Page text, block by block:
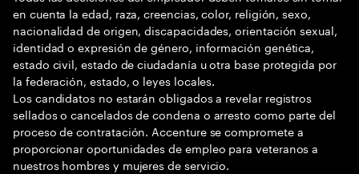
en cuenta la edad, raza, creencias, color, religión, sexo,
nacionalidad de origen, discapacidades, orientación sexual,
identidad o expresión de género, información genética,
estado civil, estado de ciudadanía u otra base protegida por
la federación, estado, o leyes locales.
Los candidatos no estarán obligados a revelar registros
sellados o cancelados de condena o arresto como parte del
proceso de contratación. Accenture se compromete a
proporcionar oportunidades de empleo para veteranos a
nuestros hombres y mujeres de servicio.